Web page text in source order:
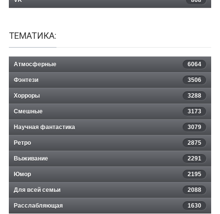
ТЕМАТИКА:
Атмосферные 6064
Фэнтези 3506
Хорроры 3288
Смешные 3173
Научная фантастика 3079
Ретро 2875
Выживание 2291
Юмор 2195
Для всей семьи 2088
Расслабляющая 1630